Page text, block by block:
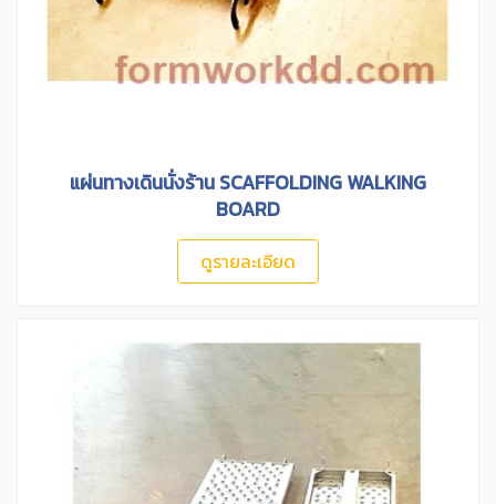
แผ่นทางเดินนั่งร้าน SCAFFOLDING WALKING
BOARD
ดูรายละเอียด